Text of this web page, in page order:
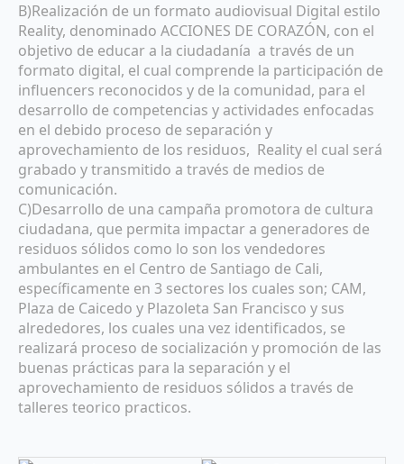
B)Realización de un formato audiovisual Digital estilo
Reality, denominado ACCIONES DE CORAZÓN, con el
objetivo de educar a la ciudadanía a través de un
formato digital, el cual comprende la participación de
influencers reconocidos y de la comunidad, para el
desarrollo de competencias y actividades enfocadas
en el debido proceso de separación y
aprovechamiento de los residuos, Reality el cual será
grabado y transmitido a través de medios de
comunicación.
C)Desarrollo de una campaña promotora de cultura
ciudadana, que permita impactar a generadores de
residuos sólidos como lo son los vendedores
ambulantes en el Centro de Santiago de Cali,
específicamente en 3 sectores los cuales son; CAM,
Plaza de Caicedo y Plazoleta San Francisco y sus
alrededores, los cuales una vez identificados, se
realizará proceso de socialización y promoción de las
buenas prácticas para la separación y el
aprovechamiento de residuos sólidos a través de
talleres teorico practicos.